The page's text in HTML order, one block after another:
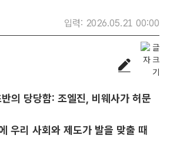
입력: 2026.05.21 00:00
의 당당함: 조엘진, 비웨사가 허문
우리 사회와 제도가 발을 맞출 때